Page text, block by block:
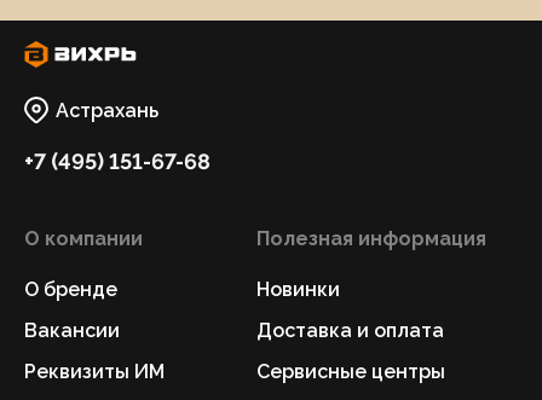
Астрахань
+7 (495) 151-67-68
О компании
О бренде
Вакансии
Реквизиты ИМ
Полезная информация
Новинки
Доставка и оплата
Сервисные центры